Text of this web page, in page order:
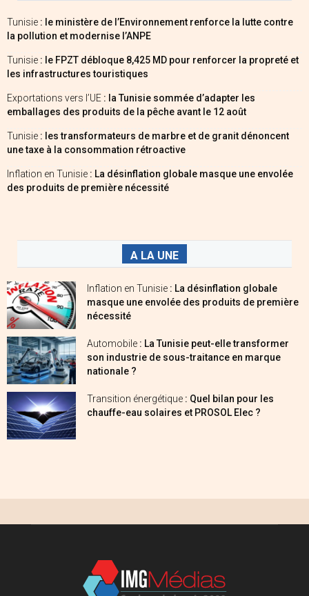
Tunisie : le ministère de l’Environnement renforce la lutte contre
la pollution et modernise l’ANPE
Tunisie : le FPZT débloque 8,425 MD pour renforcer la propreté et
les infrastructures touristiques
Exportations vers l’UE : la Tunisie sommée d’adapter les
emballages des produits de la pêche avant le 12 août
Tunisie : les transformateurs de marbre et de granit dénoncent
une taxe à la consommation rétroactive
Inflation en Tunisie : La désinflation globale masque une envolée
des produits de première nécessité
A LA UNE
Inflation en Tunisie : La désinflation globale
masque une envolée des produits de première
nécessité
Automobile : La Tunisie peut-elle transformer
son industrie de sous-traitance en marque
nationale ?
Transition énergétique : Quel bilan pour les
chauffe-eau solaires et PROSOL Elec ?